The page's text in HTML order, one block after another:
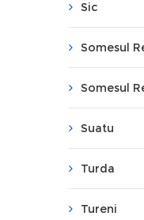
Sic
Somesul
Somesul
Suatu
Turda
Tureni